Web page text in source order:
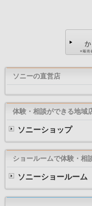
ソニーの直営店
体験・相談ができる地域
ソニーショップ
ショールームで体験・相
ソニーショールーム